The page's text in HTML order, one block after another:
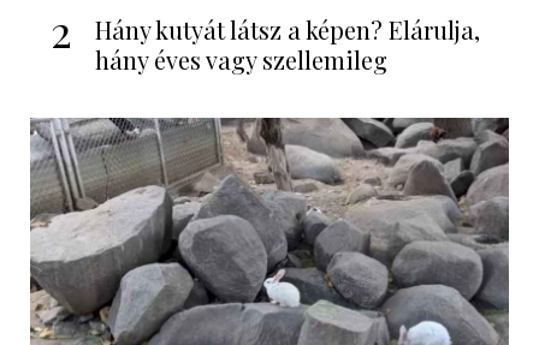
2
Hány kutyát látsz a képen? Elárulja,
hány éves vagy szellemileg